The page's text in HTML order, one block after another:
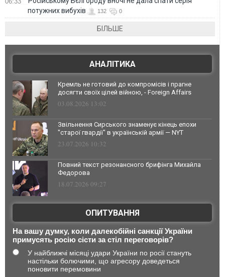
потужних вибухів
132 0
БІЛЬШЕ
АНАЛІТИКА
Кремль не готовий до компромісів і прагне
досягти своїх цілей війною, - Foreign Affairs
03.08.2026 13:02
Звільнення Сирського знаменує кінець епохи
"старої гвардії" в українській армії — NYT
23.07.2026 10:32
Повний текст резонансного брифінга Михайла
Федорова
18.07.2026 09:27
ОПИТУВАННЯ
На вашу думку, коли далекобійні санкції України
примусять росію сісти за стіл переговорів?
У найближчі місяці удари України по росії стануть
настільки болючими, що агресору доведеться
поновити перемовини